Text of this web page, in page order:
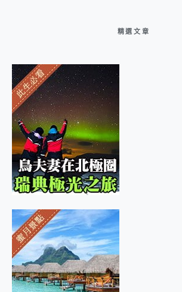
精選文章